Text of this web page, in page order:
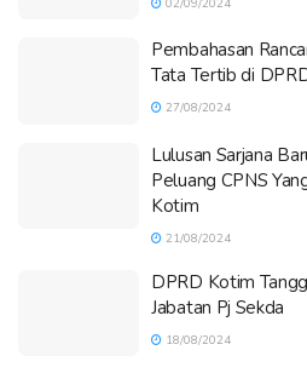
Pembahasan
Tata Tertib di
27/08/2024
Lulusan Sarjana
Peluang CPNS
Kotim
21/08/2024
DPRD Kotim
Jabatan Pj Sekda
18/08/2024